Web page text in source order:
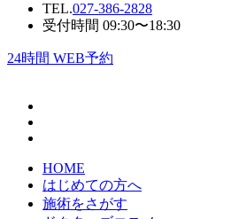
TEL.027-386-2828
受付時間 09:30〜18:30
24時間 WEB予約
HOME
はじめての方へ
施術をさがす